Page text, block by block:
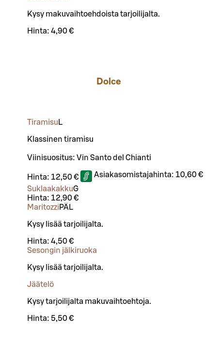
Kysy makuvaihtoehdoista tarjoilijalta.
Hinta: 4,90 €
Dolce
Tiramisu L
Klassinen tiramisu
Viinisuositus: Vin Santo del Chianti
Hinta: 12,50 € Asiakasomistajahinta: 10,60 €
SuklaakakkuG
Hinta: 12,90 €
Maritozzi PÄ L
Kysy lisää tarjoilijalta.
Hinta: 4,50 €
Sesongin jälkiruoka
Kysy lisää tarjoilijalta.
Jäätelö
Kysy tarjoilijalta makuvaihtoehtoja.
Hinta: 5,50 €